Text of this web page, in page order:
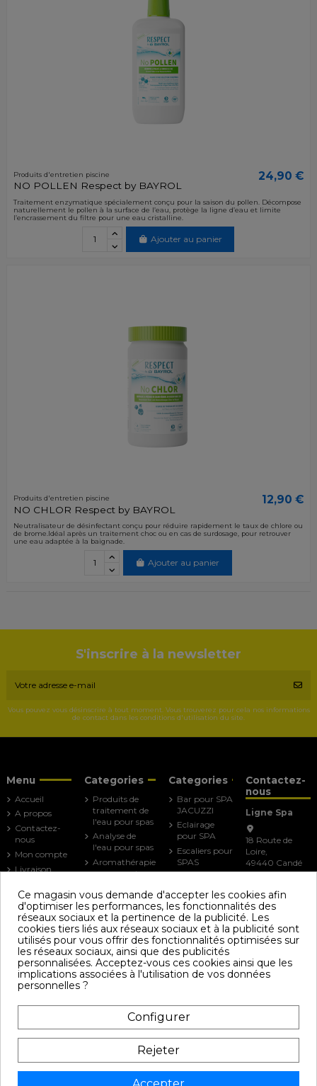
Produits d'entretien piscine
NO POLLEN Respect by BAYROL
24,90 €
Traitement enzymatique spécialement conçu pour la saison du pollen. Décompose
naturellement le pollen à la surface de l’eau, protège la ligne d’eau et limite
l’encrassement du filtre pour une eau cristalline.
Ajouter au panier
Produits d'entretien piscine
NO CHLOR Respect by BAYROL
12,90 €
Neutralisateur de désinfectant conçu pour réduire rapidement le taux de chlore ou
de brome.Idéal après un traitement choc ou en cas de surdosage, pour retrouver
une eau adaptée à la baignade.
Ajouter au panier
S'inscrire à la newsletter
Vous pouvez vous désinscrire à tout moment. Vous trouverez pour cela nos informations
de contact dans les conditions d'utilisation du site.
Menu
Accueil
A propos
Contactez-
nous
Mon compte
Livraison
légales
Conditions
générales de
vente
Categories
Produits de
traitement de
l'eau pour spas
Analyse de
l'eau pour spas
Aromathérapie
pour spa et
balneo
Filtres pour
Spas - Spas de
nage -
Spa/Jacuzzi
Accessoires et
Produits
d'eau pour spa
Categories
Bar pour SPA
JACUZZI
Eclairage
pour SPA
Escaliers pour
SPAS
couvertures
pour spa
Mains
courantes
pour SPAS
Parasols pour
SPAS
Contactez-
nous
Ligne Spa
18 Route de
Loire,
49440 Candé
FRANCE
02.41.92.96.45
Note Google :
Ce magasin vous demande d'accepter les cookies afin
d'optimiser les performances, les fonctionnalités des
réseaux sociaux et la pertinence de la publicité. Les
cookies tiers liés aux réseaux sociaux et à la publicité sont
utilisés pour vous offrir des fonctionnalités optimisées sur
les réseaux sociaux, ainsi que des publicités
personnalisées. Acceptez-vous ces cookies ainsi que les
implications associées à l'utilisation de vos données
personnelles ?
Configurer
Rejeter